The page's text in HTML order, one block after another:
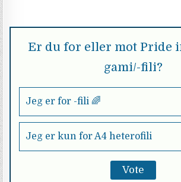
Er du for eller mot Pride
gami/-fili?
Jeg er for -fili 🌈
Jeg er kun for A4 heterofili